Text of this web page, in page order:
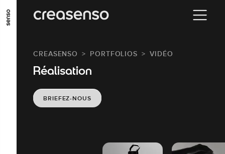
ALLER AU CONTENU PRINCIPAL
ALLER EN BAS DE PAGE
CREASENSO PORTFOLIOS VIDÉO
Réalisation
BRIEFEZ-NOUS